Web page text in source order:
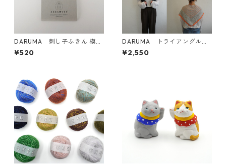
DARUMA 刺し子ふきん 模様
刺し（DARUMAオリジナル
柄）1056(白) だるまと霞つ
¥520
DARUMA トライアングルレ
ースショールKIT
¥2,550